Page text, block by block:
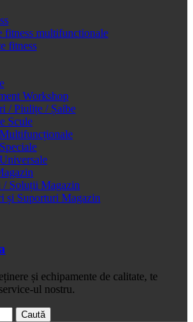
fitness multifunctionale
fitness
Workshop
/ Piulițe / Șaibe
Scule
/ Soluții Magazin
și Suporturi Magazin
și echipamente de calitate, te
ul nostru.
Caută